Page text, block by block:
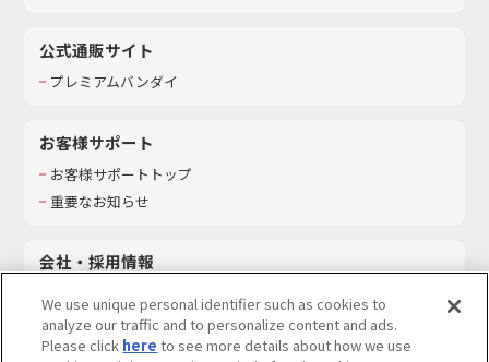
公式通販サイト
プレミアムバンダイ
お客様サポート
お客様サポートトップ
重要なお知らせ
会社・採用情報
採用情報
サステナビリティ
We use unique personal identifier such as cookies to
analyze our traffic and to personalize content and ads.
Please click here to see more details about how we use